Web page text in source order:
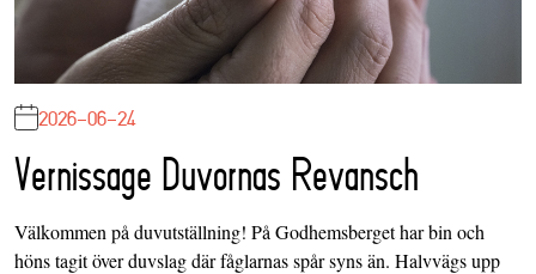
2026-06-24
Vernissage Duvornas Revansch
Välkommen på duvutställning! På Godhemsberget har bin och
höns tagit över duvslag där fåglarnas spår syns än. Halvvägs upp